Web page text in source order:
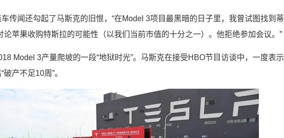
传闻还勾起了马斯克的旧恨，“在Model 3项目最黑暗的日子里，我曾试图找到蒂
论苹果收购特斯拉的可能性（以我们当前市值的十分之一）。他拒绝参加会议。”
Model 3产量爬坡的一段“地狱时光”。马斯克在接受HBO节目访谈中，一度表示
破产不足10周”。